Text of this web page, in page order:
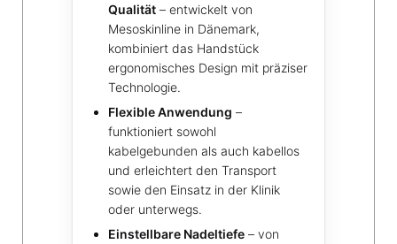
Qualität – entwickelt von
Mesoskinline in Dänemark,
kombiniert das Handstück
ergonomisches Design mit präziser
Technologie.
Flexible Anwendung –
funktioniert sowohl
kabelgebunden als auch kabellos
und erleichtert den Transport
sowie den Einsatz in der Klinik
oder unterwegs.
Einstellbare Nadeltiefe – von